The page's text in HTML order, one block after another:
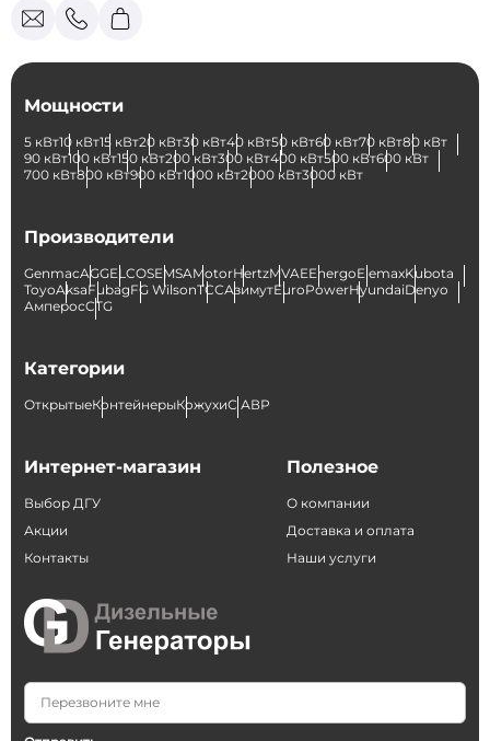
Мощности
5 кВт10 кВт15 кВт20 кВт30 кВт40 кВт50 кВт60 кВт70 кВт80 кВт
90 кВт100 кВт150 кВт200 кВт300 кВт400 кВт500 кВт600 кВт
700 кВт800 кВт900 кВт1000 кВт2000 кВт3000 кВт
Производители
GenmacAGGELCOSEMSAMotorHertzMVAEEnergoElemaxKubota
ToyoAksaFubagFG WilsonТССАзимутEuroPowerHyundaiDenyo
АмперосCTG
Категории
ОткрытыеКонтейнерыКожухиС АВР
Интернет-магазин
Выбор ДГУ
Акции
Контакты
Полезное
О компании
Доставка и оплата
Наши услуги